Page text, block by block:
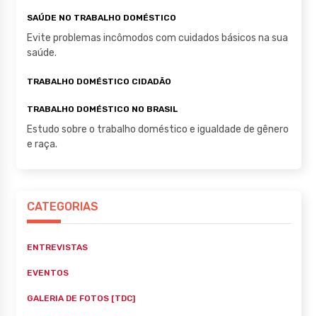
SAÚDE NO TRABALHO DOMÉSTICO
Evite problemas incômodos com cuidados básicos na sua
saúde.
TRABALHO DOMÉSTICO CIDADÃO
TRABALHO DOMÉSTICO NO BRASIL
Estudo sobre o trabalho doméstico e igualdade de gênero
e raça.
CATEGORIAS
ENTREVISTAS
EVENTOS
GALERIA DE FOTOS [TDC]